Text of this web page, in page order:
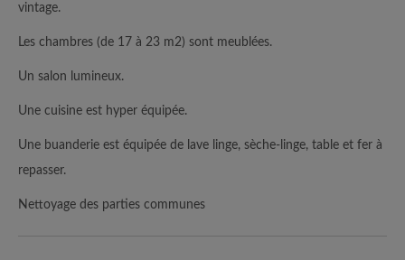
vintage.
Les chambres (de 17 à 23 m2) sont meublées.
Un salon lumineux.
Une cuisine est hyper équipée.
Une buanderie est équipée de lave linge, sèche-linge, table et fer à
repasser.
Nettoyage des parties communes